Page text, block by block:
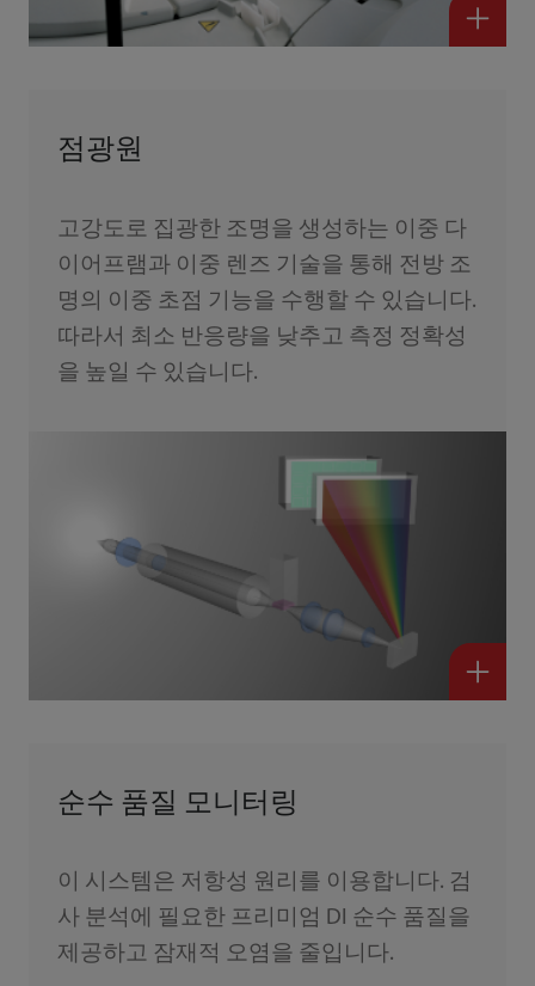
점광원
고강도로 집광한 조명을 생성하는 이중 다
이어프램과 이중 렌즈 기술을 통해 전방 조
명의 이중 초점 기능을 수행할 수 있습니다.
따라서 최소 반응량을 낮추고 측정 정확성
을 높일 수 있습니다.
순수 품질 모니터링
이 시스템은 저항성 원리를 이용합니다. 검
사 분석에 필요한 프리미엄 DI 순수 품질을
제공하고 잠재적 오염을 줄입니다.